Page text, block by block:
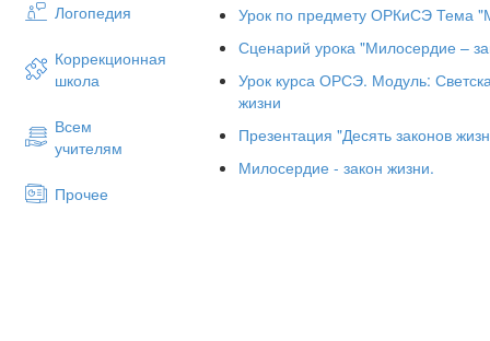
Логопедия
Коррекционная
школа
Всем
учителям
Прочее
Ход
Этапы
Методы
Урок по предмету ОРКиСЭ Тема
Сценарий урока "Милосердие –
Урок курса ОРСЭ. Модуль:
жизни
Презентация "Десять законов
Милосердие - закон жизни.